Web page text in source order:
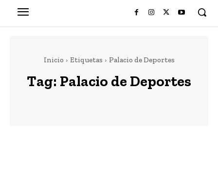
Inicio Etiquetas Palacio de Deportes
Tag: Palacio de Deportes